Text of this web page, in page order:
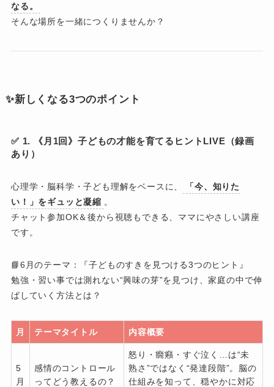
なる。
そんな場所を一緒につくりませんか？
✨新しくなる3つのポイント
✅ 1. 《月1回》子どもの才能を育てるヒントLIVE（録画
あり）
心理学・脳科学・子ども理解をベースに、
「今、知りた
い！」をギュッと凝縮 。
チャット参加OK＆後から視聴もできる、ママにやさしい講座
です。
📘6月のテーマ：『子どものすきを見つける3つのヒント』
勉強・習い事では測れない“興味の芽”を見つけ、家庭の中で伸
ばしていく方法とは？
月 テーマタイトル 内容概要
5
月
感情のコントロール
ってどう教えるの？
怒り・癇癪・すぐ泣く…は“未
熟さ”ではなく“発達段階”。脳の
仕組みを知って、穏やかに対応